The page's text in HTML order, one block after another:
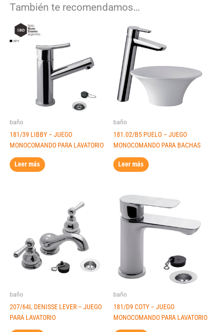
También te recomendamos…
baño
181/39 LIBBY – JUEGO
MONOCOMANDO PARA LAVATORIO
Leer más
baño
181.02/B5 PUELO – JUEGO
MONOCOMANDO PARA BACHAS
Leer más
baño
207/64L DENISSE LEVER – JUEGO
PARA LAVATORIO
baño
181/D9 COTY – JUEGO
MONOCOMANDO PARA LAVATORIO